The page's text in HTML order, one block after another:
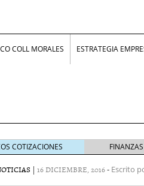
COLL MORALES ESTRATEGIA
COTIZACIONES
| 16 DICIEMBRE, 2016- Escrito